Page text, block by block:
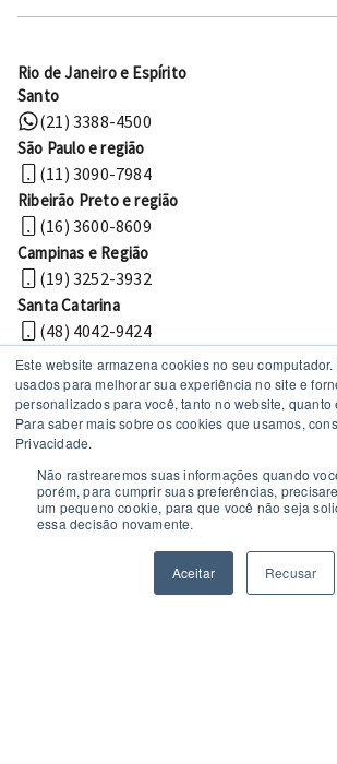
Este website armazena cookies no seu
usados ​​para melhorar sua experiência no site e
personalizados para você, tanto no website, quanto
Para saber mais sobre os cookies que usamos,
Privacidade.
Não rastrearemos suas informações quando
porém, para cumprir suas preferências,
um pequeno cookie, para que você não seja
essa decisão novamente.
Aceitar Recusar
Rio de Janeiro e Espírito
Santo
(21) 3388-4500
São Paulo e região
(11) 3090-7984
Ribeirão Preto e região
(16) 3600-8609
Campinas e Região
(19) 3252-3932
Santa Catarina
(48) 4042-9424
Políticas de privacidade